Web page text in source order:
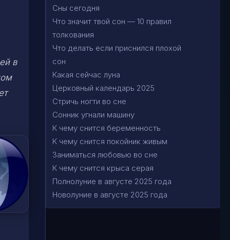
в
Сны сегодня
Что значит твой сон — 10 правил
толкования
Что делать если приснился плохой
сон
Какая сейчас луна
Церковный календарь 2025
Стричь ногти во сне
Сонник угнали машину
К чему снится беременность
К чему снится покойник живым
Заниматься любовью во сне
К чему снится крыса серая
Полнолуние в августе 2025 года
Новолуние в августе 2025 года